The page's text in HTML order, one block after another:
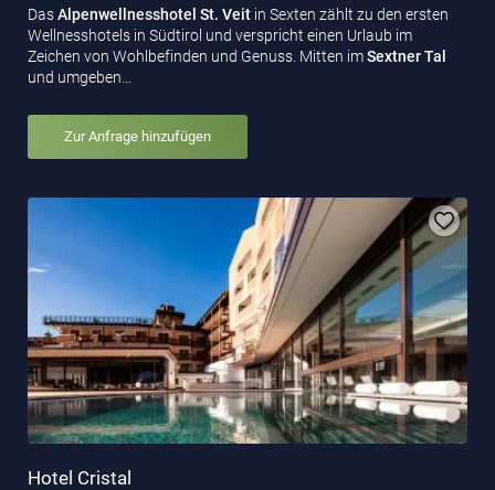
DasAlpenwellnesshotel St. Veit in Sexten zählt zu den ersten
Wellnesshotels in Südtirol und verspricht einen Urlaub im
Zeichen von Wohlbefinden und Genuss. Mitten imSextner Tal
und umgeben…
Zur Anfrage hinzufügen
Hotel Cristal